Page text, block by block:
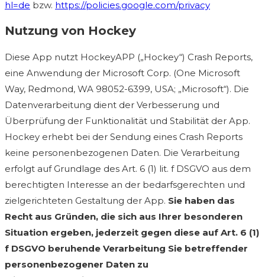
hl=de bzw. https://policies.google.com/privacy
Nutzung von Hockey
Diese App nutzt HockeyAPP („Hockey“) Crash Reports,
eine Anwendung der Microsoft Corp. (One Microsoft
Way, Redmond, WA 98052-6399, USA; „Microsoft“). Die
Datenverarbeitung dient der Verbesserung und
Überprüfung der Funktionalität und Stabilität der App.
Hockey erhebt bei der Sendung eines Crash Reports
keine personenbezogenen Daten. Die Verarbeitung
erfolgt auf Grundlage des Art. 6 (1) lit. f DSGVO aus dem
berechtigten Interesse an der bedarfsgerechten und
zielgerichteten Gestaltung der App. Sie haben das
Recht aus Gründen, die sich aus Ihrer besonderen
Situation ergeben, jederzeit gegen diese auf Art. 6 (1)
f DSGVO beruhende Verarbeitung Sie betreffender
personenbezogener Daten zu